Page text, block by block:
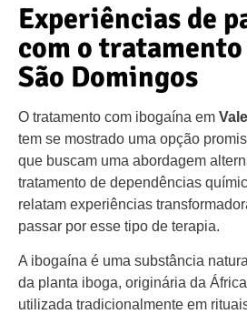
Experiências de
com o tratamento
São Domingos
O tratamento com ibogaína em
tem se mostrado uma opção
que buscam uma abordagem
tratamento de dependências
relatam experiências
passar por esse tipo de terapia.
A ibogaína é uma substância
da planta iboga, originária da
utilizada tradicionalmente em